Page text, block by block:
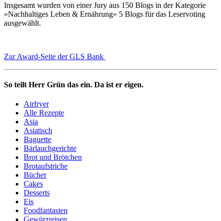
Insgesamt wurden von einer Jury aus 150 Blogs in der Kategorie
»Nachhaltiges Leben & Ernährung« 5 Blogs für das Leservoting
ausgewählt.
Zur Award-Seite der GLS Bank
So teilt Herr Grün das ein. Da ist er eigen.
Airfryer
Alle Rezepte
Asia
Asiatisch
Baguette
Bärlauchgerichte
Brot und Brötchen
Brotaufstriche
Bücher
Cakes
Desserts
Eis
Foodfantasien